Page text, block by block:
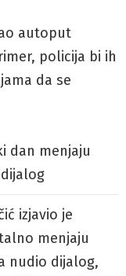
autoput
policija bi ih
da se
dan menjaju
izjavio je
menjaju
nudio dijalog,